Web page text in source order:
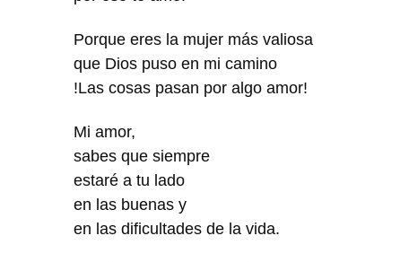
Porque eres la mujer más valiosa
que Dios puso en mi camino
!Las cosas pasan por algo amor!
Mi amor,
sabes que siempre
estaré a tu lado
en las buenas y
en las dificultades de la vida.